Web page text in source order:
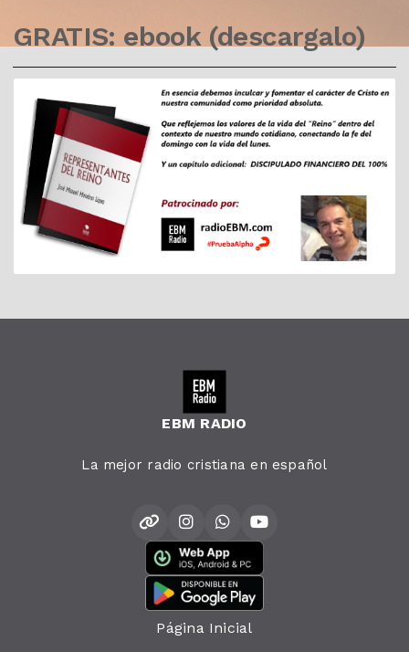
GRATIS: ebook (descargalo)
EBM RADIO
La mejor radio cristiana en español
Página Inicial